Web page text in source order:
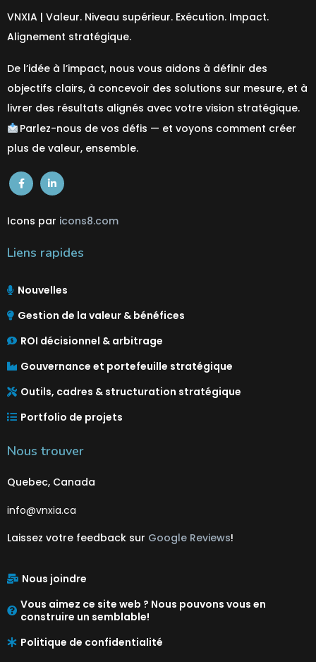
VNXIA | Valeur. Niveau supérieur. Exécution. Impact.
Alignement stratégique.
De l’idée à l’impact, nous vous aidons à définir des
objectifs clairs, à concevoir des solutions sur mesure, et à
livrer des résultats alignés avec votre vision stratégique.
Parlez-nous de vos défis — et voyons comment créer
plus de valeur, ensemble.
Icons par icons8.com
Liens rapides
Nouvelles
Gestion de la valeur & bénéfices
ROI décisionnel & arbitrage
Gouvernance et portefeuille stratégique
Outils, cadres & structuration stratégique
Portfolio de projets
Nous trouver
Quebec, Canada
info@vnxia.ca
Laissez votre feedback sur Google Reviews!
Nous joindre
Vous aimez ce site web ? Nous pouvons vous en
construire un semblable!
Politique de confidentialité